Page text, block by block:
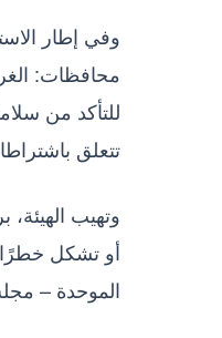
محافظات:
للتأكد من
تتعلق
وتهيب
أو تشكل خطرًا
الموحدة –